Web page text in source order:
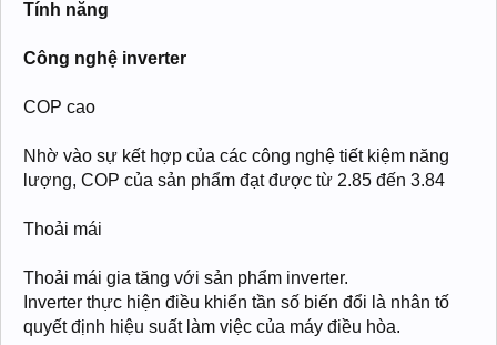
Tính năng
Công nghệ inverter
COP cao
Nhờ vào sự kết hợp của các công nghệ tiết kiệm năng
lượng, COP của sản phẩm đạt được từ 2.85 đến 3.84
Thoải mái
Thoải mái gia tăng với sản phẩm inverter.
Inverter thực hiện điều khiển tần số biến đổi là nhân tố
quyết định hiệu suất làm việc của máy điều hòa.